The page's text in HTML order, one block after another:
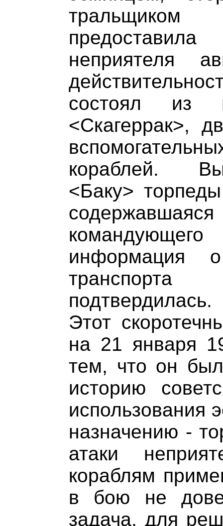
неприятеля
состоял из
<Скагеррак>,
кораблей.
<Баку>
информация
подтвердилась.
Этот
на 21 января
тем, что он
историю
использования
назначению -
атаки
кораблям
в бою не
задача, для